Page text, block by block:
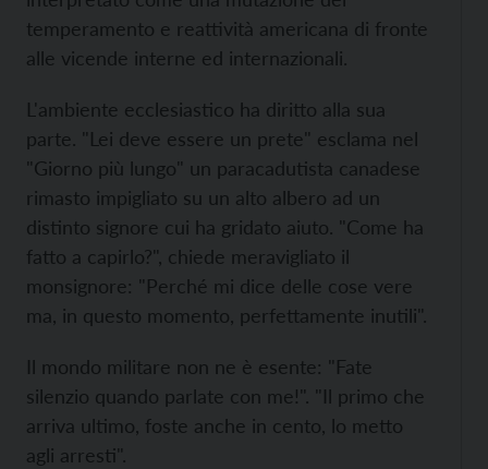
temperamento e reattività americana di fronte
alle vicende interne ed internazionali.
L'ambiente ecclesiastico ha diritto alla sua
parte. "Lei deve essere un prete" esclama nel
"Giorno più lungo" un paracadutista canadese
rimasto impigliato su un alto albero ad un
distinto signore cui ha gridato aiuto. "Come ha
fatto a capirlo?", chiede meravigliato il
monsignore: "Perché mi dice delle cose vere
ma, in questo momento, perfettamente inutili".
Il mondo militare non ne è esente: "Fate
silenzio quando parlate con me!". "Il primo che
arriva ultimo, foste anche in cento, lo metto
agli arresti".